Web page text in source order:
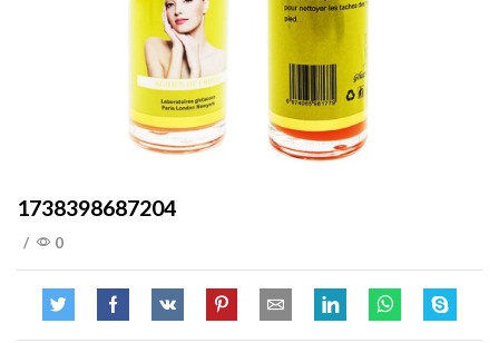
1738398687204
/ 0